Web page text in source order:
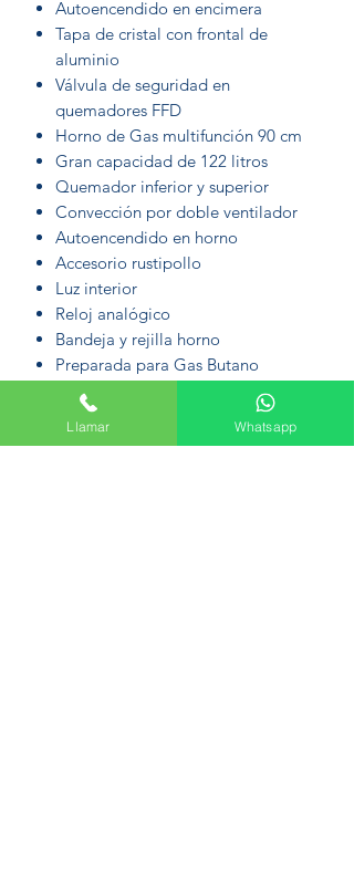
Autoencendido en encimera
Tapa de cristal con frontal de
aluminio
Válvula de seguridad en
quemadores FFD
Horno de Gas multifunción 90 cm
Gran capacidad de 122 litros
Quemador inferior y superior
Convección por doble ventilador
Autoencendido en horno
Accesorio rustipollo
Luz interior
Reloj analógico
Bandeja y rejilla horno
Preparada para Gas Butano
Kit Gas Natural incluido
Conexión de la toma de Gas a
Llamar Whatsapp